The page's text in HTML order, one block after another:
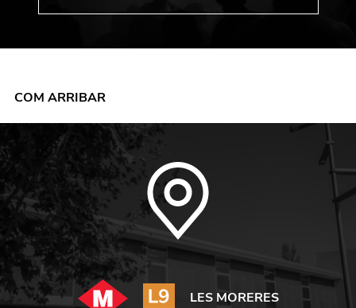
COM ARRIBAR
LES MORERES